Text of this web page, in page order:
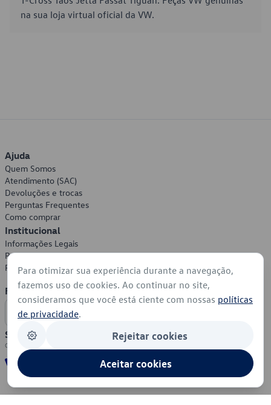
na sua loja virtual oficial da VW.
Ajuda
Quem Somos
Atendimento (SAC)
Devoluções e trocas
Perguntas Frequentes
Como comprar
Institucional
Informações Legais
Política de Privacidade
Política de Cookies
Formas de Pagamento
Segurança
Para otimizar sua experiência durante a navegação,
fazemos uso de cookies. Ao continuar no site,
consideramos que você está ciente com nossas políticas
de privacidade.
Rejeitar cookies
Aceitar cookies